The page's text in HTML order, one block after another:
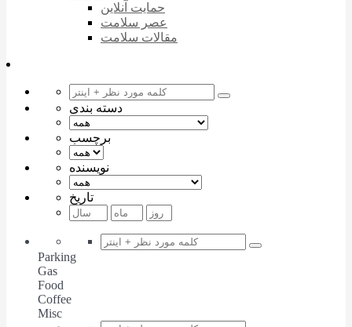
حمایت آنلاین
عصر سلامت
مقالات سلامت
دسته بندی
برچسب
نویسنده
تاریخ
Parking
Gas
Food
Coffee
Misc